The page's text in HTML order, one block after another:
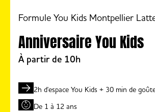
Formule You Kids Montpellier
Anniversaire You Kids
À partir de 10h
2h d'espace You Kids + 30 min de
De 1 à 12 ans